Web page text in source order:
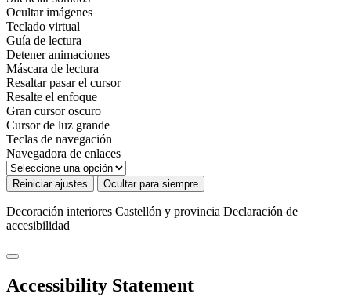
Ocultar imágenes
Teclado virtual
Guía de lectura
Detener animaciones
Máscara de lectura
Resaltar pasar el cursor
Resalte el enfoque
Gran cursor oscuro
Cursor de luz grande
Teclas de navegación
Navegadora de enlaces
Reiniciar ajustes Ocultar para siempre
Decoración interiores Castellón y provincia Declaración de
accesibilidad
Accessibility Statement